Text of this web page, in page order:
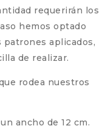
requerirán los
hemos optado
aplicados,
de realizar.
rodea nuestros
ancho de 12 cm.